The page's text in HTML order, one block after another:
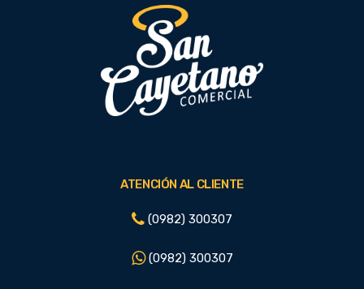
ATENCIÓN AL CLIENTE
(0982) 300307
(0982) 300307